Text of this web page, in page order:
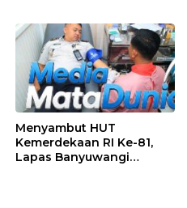
Perlombaan
Menyambut HUT
Kemerdekaan RI Ke-81,
Lapas Banyuwangi